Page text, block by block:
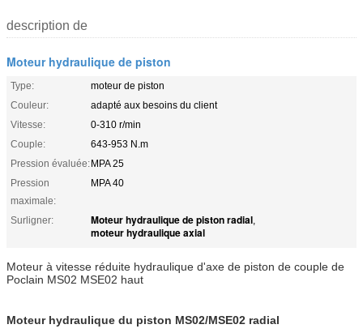
description de
Moteur hydraulique de piston
Type:
moteur de piston
Couleur:
adapté aux besoins du client
Vitesse:
0-310 r/min
Couple:
643-953 N.m
Pression évaluée:MPA 25
Pression
maximale:
MPA 40
Surligner: Moteur hydraulique de piston radial,
moteur hydraulique axial
Moteur à vitesse réduite hydraulique d'axe de piston de couple de
Poclain MS02 MSE02 haut
Moteur hydraulique du piston MS02/MSE02 radial